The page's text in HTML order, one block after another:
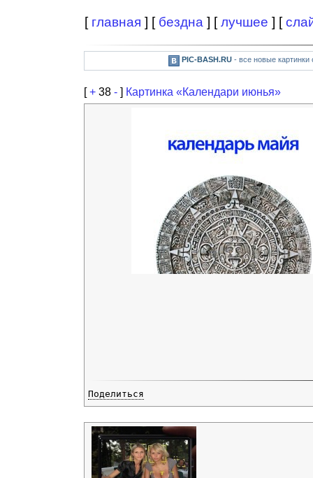
[ главная ] [ бездна ] [лучшее ] [
PIC-BASH.RU- все новые картинки
[+ 38 - ] Картинка «Календари июнья»
Поделиться